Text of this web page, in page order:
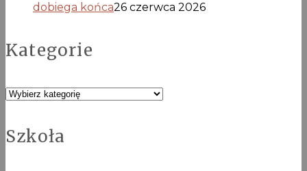
dobiega końca26 czerwca 2026
Kategorie
Kategorie
Szkoła